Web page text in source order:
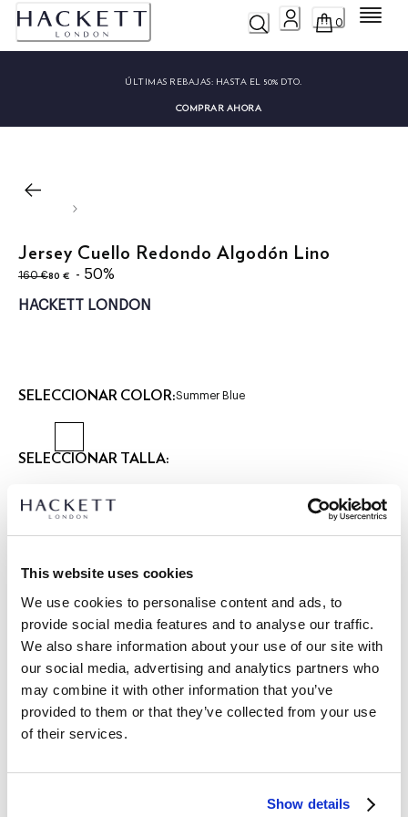
This website uses cookies
We use cookies to personalise content and ads, to
provide social media features and to analyse our traffic.
We also share information about your use of our site with
our social media, advertising and analytics partners who
may combine it with other information that you’ve
provided to them or that they’ve collected from your use
of their services.
Show details
0 Menú
ÚLTIMAS REBAJAS: HASTA EL 50% DTO.
COMPRAR AHORA
Jersey Cuello Redondo Algodón Lino
160 €
original price 160 €
80 €
precio actual 80 €
- 50%
HACKETT LONDON
SELECCIONAR COLOR:Summer Blue
SELECCIONAR TALLA:
XS S M
Talla modelo: M
|
DETALLES DEL PRODUCTO
DESCRIPCIÓN
HM7000171
- Hackett London
- Fit Regular
- Presenta etiqueta tejida con logo 'Hackett' en la costura
ENVÍO Y DEVOLUCIONES
Envíos y devoluciones GRATUITOS
Envío Express gratuito 24-48 horas laborables